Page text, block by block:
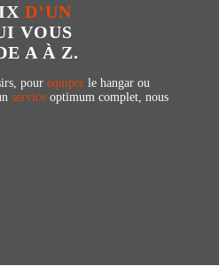
D’UN
VOUS
A À Z.
pour équiperle hangar ou
serviceoptimum complet, nous